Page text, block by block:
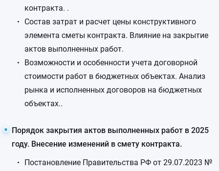
контракта. .
Состав затрат и расчет цены конструктивного
элемента сметы контракта. Влияние на закрытие
актов выполненных работ.
Возможности и особенности учета договорной
стоимости работ в бюджетных объектах. Анализ
рынка и исполненных договоров на бюджетных
объектах..
Порядок закрытия актов выполненных работ в 2025
году. Внесение изменений в смету контракта.
Постановление Правительства РФ от 29.07.2023 №